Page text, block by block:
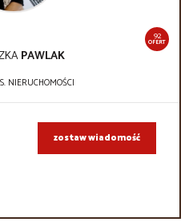
92
OFERT
PAWLAK
NIERUCHOMOŚCI
zostaw wiadomość